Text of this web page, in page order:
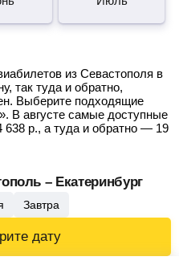
из Севастополя в
так туда и обратно,
Выберите подходящие
В августе самые доступные
638 р., а туда и обратно — 19
– Екатеринбург
Завтра
дату